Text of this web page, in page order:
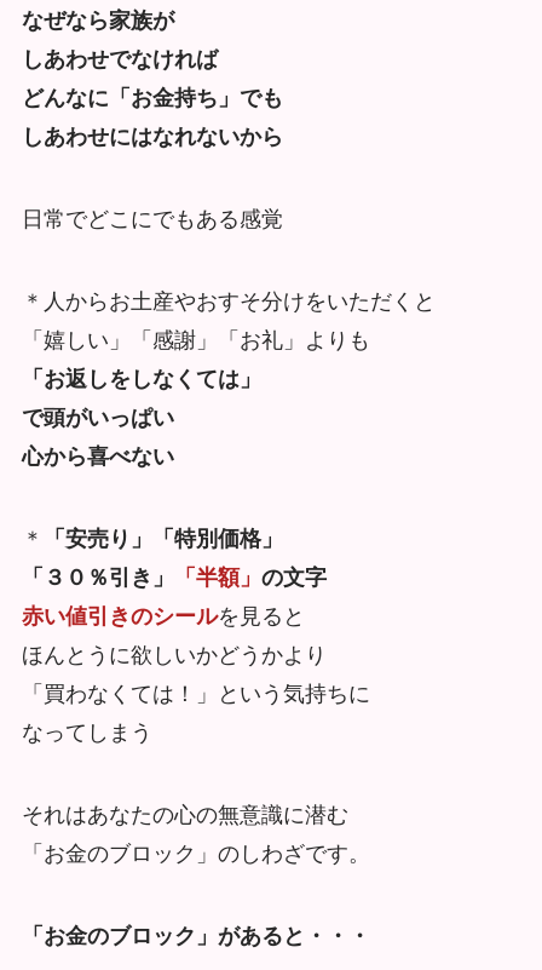
なぜなら家族が
しあわせでなければ
どんなに「お金持ち」でも
しあわせにはなれないから
日常でどこにでもある感覚
＊人からお土産やおすそ分けをいただくと
「嬉しい」「感謝」「お礼」よりも
「お返しをしなくては」
で頭がいっぱい
心から喜べない
＊
「安売り」「特別価格」
「３０％引き」
「半額」 の文字
赤い値引きのシールを見ると
ほんとうに欲しいかどうかより
「買わなくては！」という気持ちに
なってしまう
それはあなたの心の無意識に潜む
「お金のブロック」のしわざです。
「お金のブロック」があると・・・